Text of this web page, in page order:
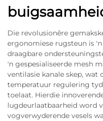
Die revolusionêre
ergonomiese rugsteun is
draagbare
'n gespesialiseerde mesh
ventilasie kanale skep,
temperatuur regulering
toelaat. Hierdie
lugdeurlaatbaarheid word
vogverwyderende vesels